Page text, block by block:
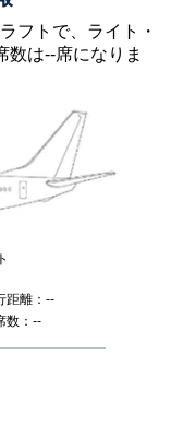
フトで、ライト・
数は--席になりま
距離：--
数：--